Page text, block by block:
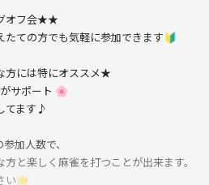
オフ会★★
たての方でも気軽に参加できます🔰
方には特にオススメ★
サポート 🌸
てます♪
加人数で、
と楽しく麻雀を打つことが出来ます。
い🌟